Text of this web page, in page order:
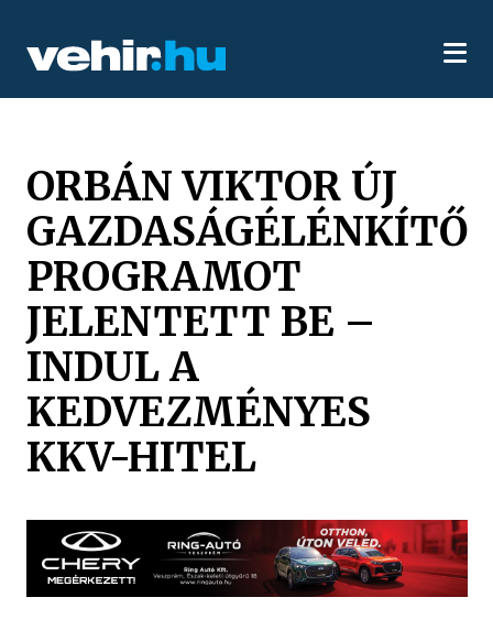
ORBÁN VIKTOR ÚJ
GAZDASÁGÉLÉNKÍTŐ
PROGRAMOT
JELENTETT BE –
INDUL A
KEDVEZMÉNYES
KKV-HITEL